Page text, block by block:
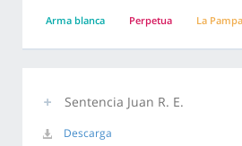
Arma blanca Perpetua La Pampa
Sentencia Juan R. E.
Descarga